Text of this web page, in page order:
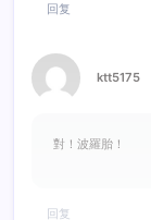
回复
ktt5175
對！波羅胎！
回复